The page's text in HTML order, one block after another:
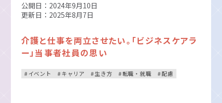
公開日：2024年9月10日
更新日：2025年8月7日
介護と仕事を両立させたい。「ビジネスケアラ
ー」当事者社員の思い
イベント キャリア 生き方 転職・就職 配慮